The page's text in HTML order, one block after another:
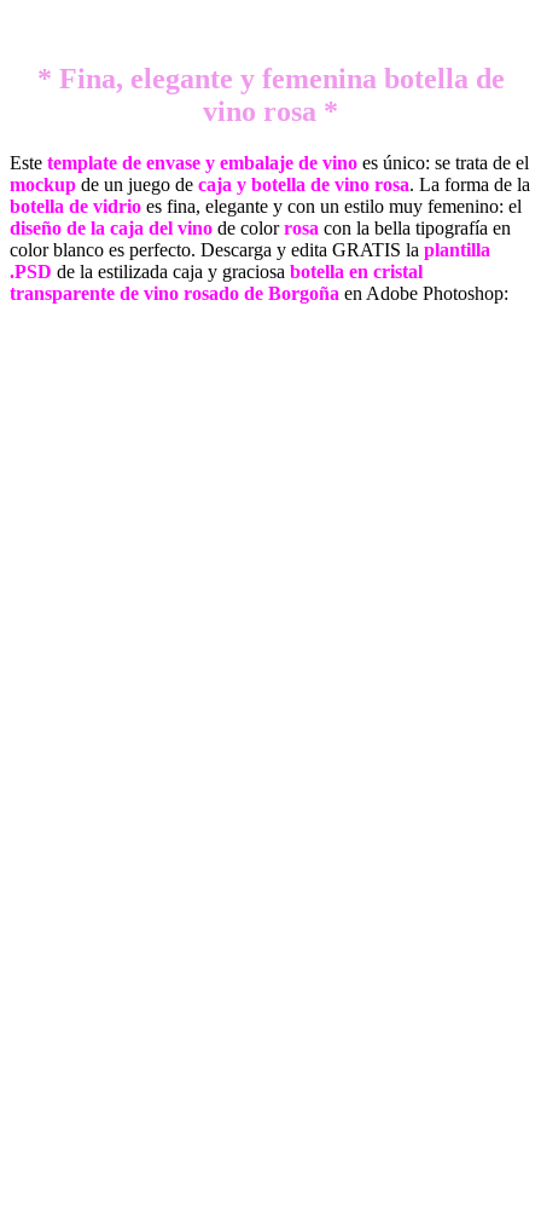
* Fina, elegante y femenina botella de
vino rosa *
Este template de envase y embalaje de vino es único: se trata de el
mockup de un juego de caja y botella de vino rosa. La forma de la
botella de vidrio es fina, elegante y con un estilo muy femenino: el
diseño de la caja del vino de colorrosa con la bella tipografía en
color blanco es perfecto. Descarga y edita GRATIS la plantilla
.PSD de la estilizada caja y graciosa botella en cristal
transparente de vino rosado de Borgoña en Adobe Photoshop: